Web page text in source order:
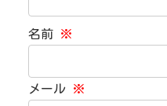
名前 ※
メール ※